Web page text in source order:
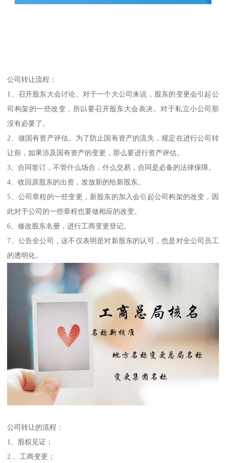
公司转让流程：
1、召开股东大会讨论。对于一个大公司来说，股东的变更会引起公
司构架的一些改变，所以要召开股东大会表决。对于私立小公司那
没有必要了。
2、做国有资产评估。为了防止国有资产的流失，规定在进行公司转
让前，如果涉及国有资产的变更，那么要进行资产评估。
3、合同签订，不管什么场合，什么交易，合同是必备的法律保障。
4、收回原股东的出资，发放新的给新股东。
5、公司章程的一些变更，新股东的加入会引起公司构架的改变，因
此对于公司的一些章程也要做相应的改变。
6、修改股东名册，进行工商变更登记。
7、公告全公司，这不仅表明是对新股东的认可，也是对全公司员工
的透明化。
公司转让的流程：
1、股权见证；
2 、工商变更；